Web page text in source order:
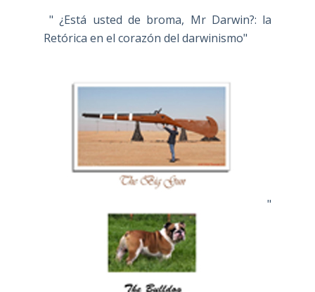
" ¿Está usted de broma, Mr Darwin?: la
Retórica en el corazón del darwinismo"
"